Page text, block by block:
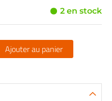
2 en stock
Ajouter au panier